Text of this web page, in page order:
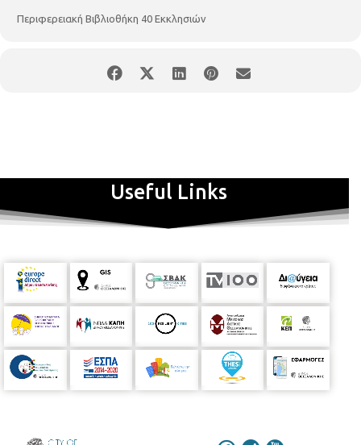
Περιφερειακή Βιβλιοθήκη 40 Εκκλησιών
Useful Links